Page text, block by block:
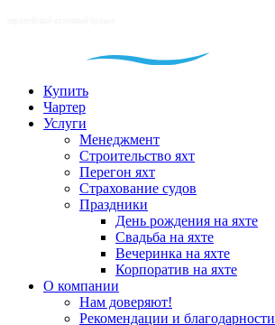
Купить
Чартер
Услуги
Менеджмент
Строительство яхт
Перегон яхт
Страхование судов
Праздники
День рождения на яхте
Свадьба на яхте
Вечеринка на яхте
Корпоратив на яхте
О компании
Нам доверяют!
Рекомендации и благодарности